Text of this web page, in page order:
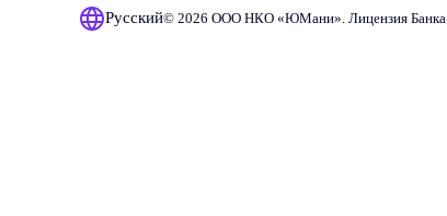
Русский© 2026 ООО НКО «ЮМани». Лицензия